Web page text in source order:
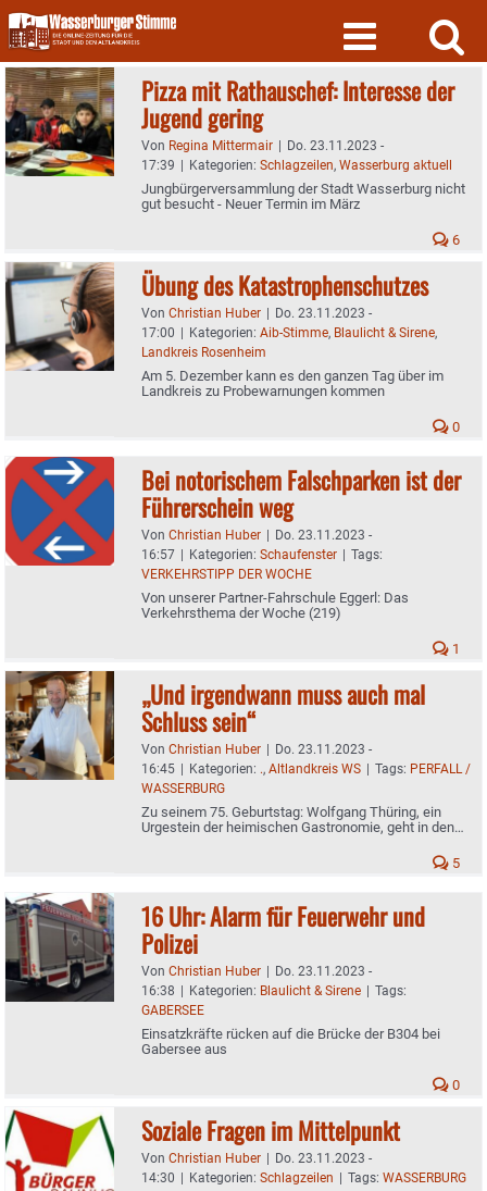
Skip
to
content
Pizza mit Rathauschef: Interesse der
Jugend gering
Von Regina Mittermair | Do. 23.11.2023 -
17:39 | Kategorien: Schlagzeilen, Wasserburg aktuell
Jungbürgerversammlung der Stadt Wasserburg nicht
gut besucht - Neuer Termin im März
6
Übung des Katastrophenschutzes
Von Christian Huber | Do. 23.11.2023 -
17:00 | Kategorien: Aib-Stimme, Blaulicht & Sirene,
Landkreis Rosenheim
Am 5. Dezember kann es den ganzen Tag über im
Landkreis zu Probewarnungen kommen
0
Bei notorischem Falschparken ist der
Führerschein weg
Von Christian Huber | Do. 23.11.2023 -
16:57 | Kategorien: Schaufenster | Tags:
VERKEHRSTIPP DER WOCHE
Von unserer Partner-Fahrschule Eggerl: Das
Verkehrsthema der Woche (219)
1
„Und irgendwann muss auch mal
Schluss sein“
Von Christian Huber | Do. 23.11.2023 -
16:45 | Kategorien: ., Altlandkreis WS | Tags: PERFALL /
WASSERBURG
Zu seinem 75. Geburtstag: Wolfgang Thüring, ein
Urgestein der heimischen Gastronomie, geht in den
5
16 Uhr: Alarm für Feuerwehr und
Polizei
Von Christian Huber | Do. 23.11.2023 -
16:38 | Kategorien: Blaulicht & Sirene | Tags:
GABERSEE
Einsatzkräfte rücken auf die Brücke der B304 bei
Gabersee aus
0
Soziale Fragen im Mittelpunkt
Von Christian Huber | Do. 23.11.2023 -
14:30 | Kategorien: Schlagzeilen | Tags: WASSERBURG